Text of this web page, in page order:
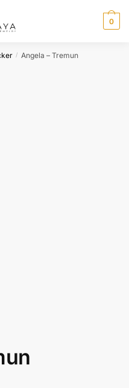
0
/ Angela – Tremun